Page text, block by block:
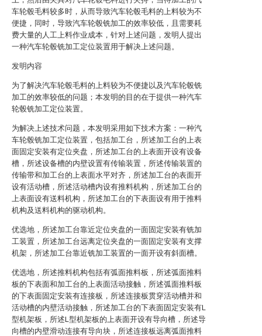
车轮毂毛料较多时，从而导致汽车轮毂毛料的上料较为不
便捷，同时，导致汽车轮毂铣加工的效率较低，且需要耗
费大量的人工上料作业成本，针对上述问题，发明人提出
一种汽车轮毂铣加工定位装置用于解决上述问题。
发明内容
为了解决汽车轮毂毛料的上料较为不便捷以及汽车轮毂铣
加工的效率较低的问题；本发明的目的在于提供一种汽车
轮毂铣加工定位装置。
为解决上述技术问题，本发明采用如下技术方案：一种汽
车轮毂铣加工定位装置，包括加工台，所述加工台的上表
面固定安装有定位夹盘，所述加工台的上表面开设有设备
槽，所述设备槽的内壁设置有传输装置，所述传输装置的
传输带和加工台的上表面水平对齐，所述加工台的表面开
设有活动槽，所述活动槽内设有推料机构，所述加工台的
上表面设有送料机构，所述加工台的下表面设有用于推料
机构及送料机构的驱动机构。
优选地，所述加工台靠近定位夹盘的一面固定安装有铣加
工装置，所述加工台远离定位夹盘的一面固定安装有支撑
机架，所述加工台靠近铣加工装置的一面开设有斜面槽。
优选地，所述推料机构包括有弧面推料板，所述弧面推料
板的下表面和加工台的上表面活动接触，所述弧面推料板
的下表面固定安装有连接板，所述连接板贯穿活动槽并和
活动槽的内壁活动接触，所述加工台的下表面固定安装有L
型机架板，所述L型机架板的上表面开设有导向槽，所述导
向槽的内壁滑动连接有导向块，所述连接板远离弧面推料